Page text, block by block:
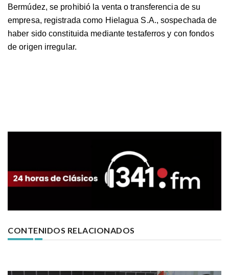
Bermúdez, se prohibió la venta o transferencia de su
empresa, registrada como Hielagua S.A., sospechada de
haber sido constituida mediante testaferros y con fondos
de origen irregular.
CONTENIDOS RELACIONADOS